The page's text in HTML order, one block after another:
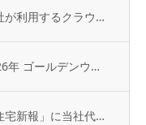
弊社が利用するクラウドサービスへの不正アクセス発生に関するお知らせとお詫び
2026年 ゴールデンウィーク休業のお知らせ
「住宅新報」に当社代表の取材記事が掲載されました（2026年3月31日号）